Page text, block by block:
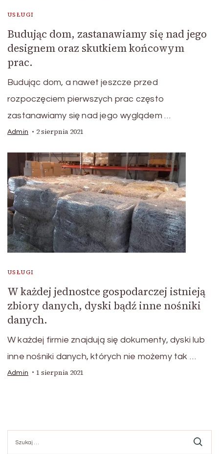
USŁUGI
Budując dom, zastanawiamy się nad jego
designem oraz skutkiem końcowym
prac.
Budując dom, a nawet jeszcze przed
rozpoczęciem pierwszych prac często
zastanawiamy się nad jego wyglądem …
Admin 2 sierpnia 2021
USŁUGI
W każdej jednostce gospodarczej istnieją
zbiory danych, dyski bądź inne nośniki
danych.
W każdej firmie znajdują się dokumenty, dyski lub
inne nośniki danych, których nie możemy tak …
Admin 1 sierpnia 2021